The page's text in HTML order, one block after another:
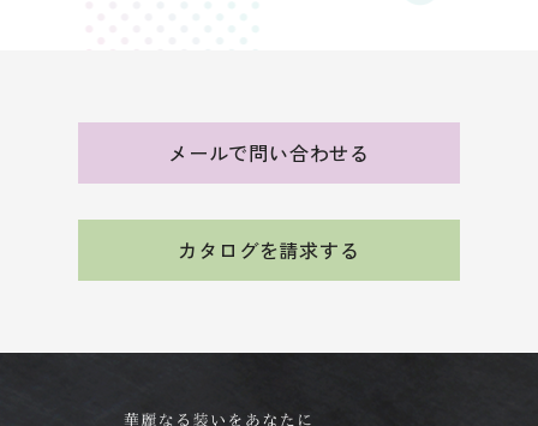
メールで問い合わせる
カタログを請求する